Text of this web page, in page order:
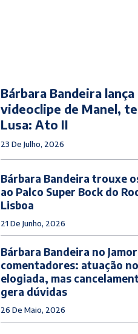
Bárbara Bandeira lança
videoclipe de Manel,
Lusa: Ato II
23 De Julho, 2026
Bárbara Bandeira trouxe
ao Palco Super Bock do
Lisboa
21 De Junho, 2026
Bárbara Bandeira no
comentadores: atuação
elogiada, mas
gera dúvidas
26 De Maio, 2026